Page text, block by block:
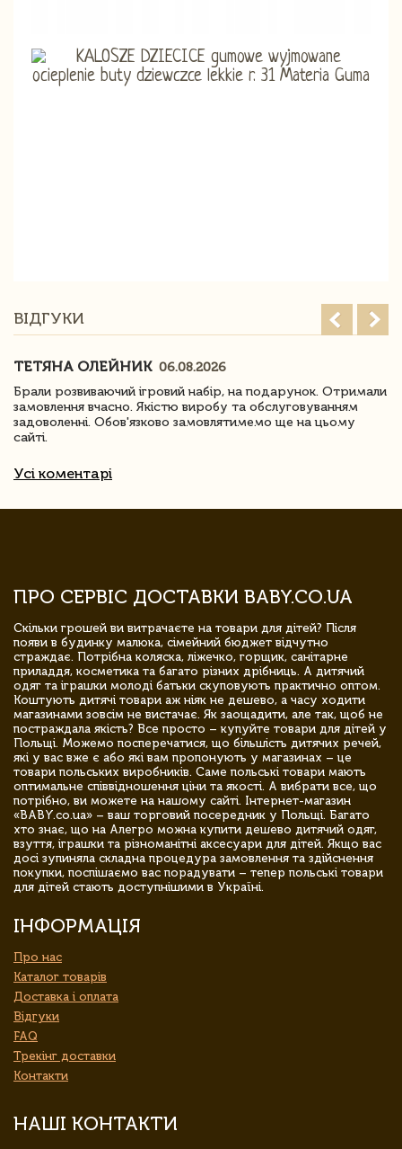
ВІДГУКИ
ТЕТЯНА ОЛЕЙНИК 06.08.2026
Брали розвиваючий ігровий набір, на подарунок. Отримали
замовлення вчасно. Якістю виробу та обслуговуванням
задоволенні. Обов'язково замовлятимемо ще на цьому
сайті.
Усі коментарі
ПРО СЕРВІС ДОСТАВКИ BABY.CO.UA
Скільки грошей ви витрачаєте на товари для дітей? Після
появи в будинку малюка, сімейний бюджет відчутно
страждає. Потрібна коляска, ліжечко, горщик, санітарне
приладдя, косметика та багато різних дрібниць. А дитячий
одяг та іграшки молоді батьки скуповують практично оптом.
Коштують дитячі товари аж ніяк не дешево, а часу ходити
магазинами зовсім не вистачає. Як заощадити, але так, щоб не
постраждала якість? Все просто – купуйте товари для дітей у
Польщі. Можемо посперечатися, що більшість дитячих речей,
які у вас вже є або які вам пропонують у магазинах – це
товари польських виробників. Саме польські товари мають
оптимальне співвідношення ціни та якості. А вибрати все, що
потрібно, ви можете на нашому сайті. Інтернет-магазин
«BABY.co.ua» – ваш торговий посередник у Польщі. Багато
хто знає, що на Алегро можна купити дешево дитячий одяг,
взуття, іграшки та різноманітні аксесуари для дітей. Якщо вас
досі зупиняла складна процедура замовлення та здійснення
покупки, поспішаємо вас порадувати – тепер польські товари
для дітей стають доступнішими в Україні.
ІНФОРМАЦІЯ
Про нас
Каталог товарів
Доставка і оплата
Відгуки
FAQ
Трекінг доставки
Контакти
НАШІ КОНТАКТИ